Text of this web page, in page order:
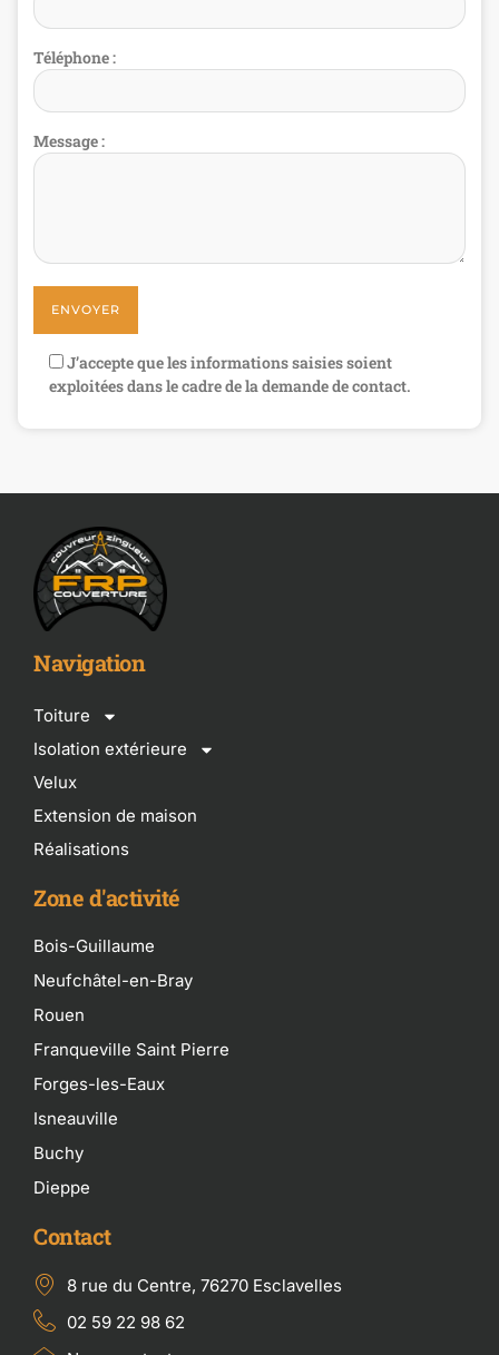
Téléphone :
Message :
J’accepte que les informations saisies soient
exploitées dans le cadre de la demande de contact.
Navigation
Toiture
Isolation extérieure
Velux
Extension de maison
Réalisations
Zone d'activité
Bois-Guillaume
Neufchâtel-en-Bray
Rouen
Franqueville Saint Pierre
Forges-les-Eaux
Isneauville
Buchy
Dieppe
Contact
8 rue du Centre, 76270 Esclavelles
02 59 22 98 62